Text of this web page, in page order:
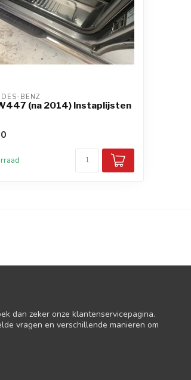
BENZ
(na 2014) Instaplijsten
dan zeker onze klantenservicepagina.
vragen en verschillende manieren om